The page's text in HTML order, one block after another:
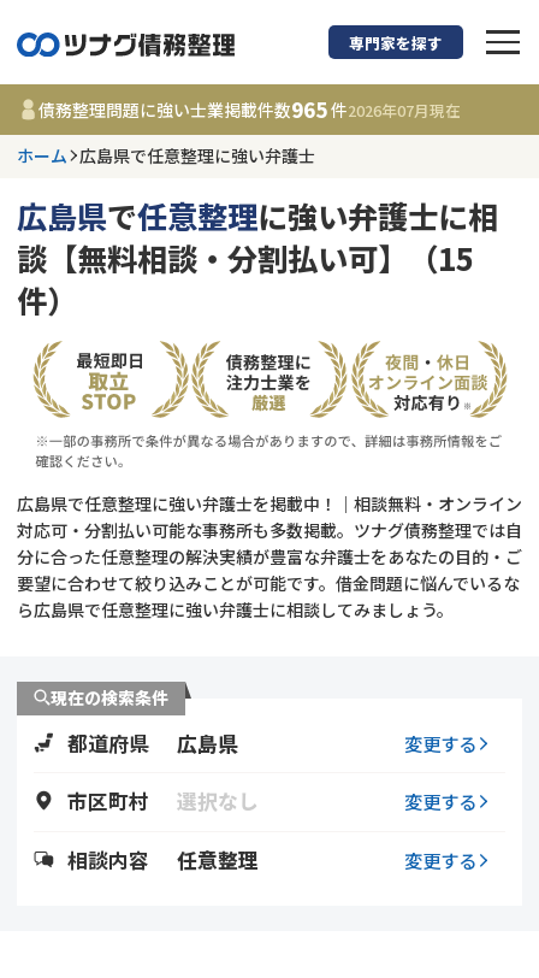
債務整理に強い弁
事務所 965
件
更新日 :2026年07月31日
相談内容で探す
借金返済相談・交渉
時効援用
会社破産・法人破産
費用相場
債務整理
個人再生（民事再生）
専門家を探す
債務整理問題に強い士業掲載件数965件2026年07月現在
ホーム 広島県で任意整理に強い弁護士
広島県で任意整理に強い弁護士に相
談【無料相談・分割払い可】（15
件）
広島県で任意整理に強い弁護士を掲載中！｜相談無料・オンライン
対応可・分割払い可能な事務所も多数掲載。ツナグ債務整理では自
分に合った任意整理の解決実績が豊富な弁護士をあなたの目的・ご
要望に合わせて絞り込みことが可能です。借金問題に悩んでいるな
ら広島県で任意整理に強い弁護士に相談してみましょう。
現在の検索条件
都道府県 広島県 変更する
市区町村 選択なし 変更する
相談内容 任意整理 変更する